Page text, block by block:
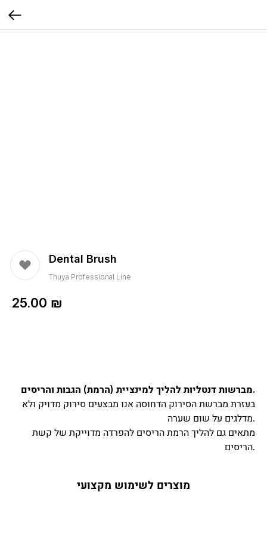
Dental Brush
Thuya Professional Line
25.00 ₪
מברשות דנטליות להליך למינציית (הרמת) הגבות והריסים.
בעזרת מברשת הסירוק הדחוסה אנו מבצעים סירוק מדויק ולא
מדלגים על שום שערה.
מתאים גם להליך הרמת הריסים להפרדה מדוייקת של קשת
הריסים.
מוצרים לשימוש מקצועי